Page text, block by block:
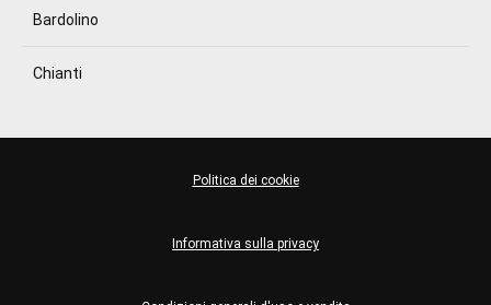
Bardolino
Chianti
Informativa sulla privacy
Politica dei cookie